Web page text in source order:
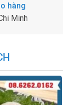
hàng
Minh